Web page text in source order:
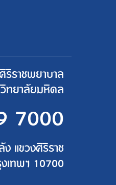
ราชพยาบาล
ทยาลัยมหิดล
7000
แขวงศิริราช
เทพฯ 10700